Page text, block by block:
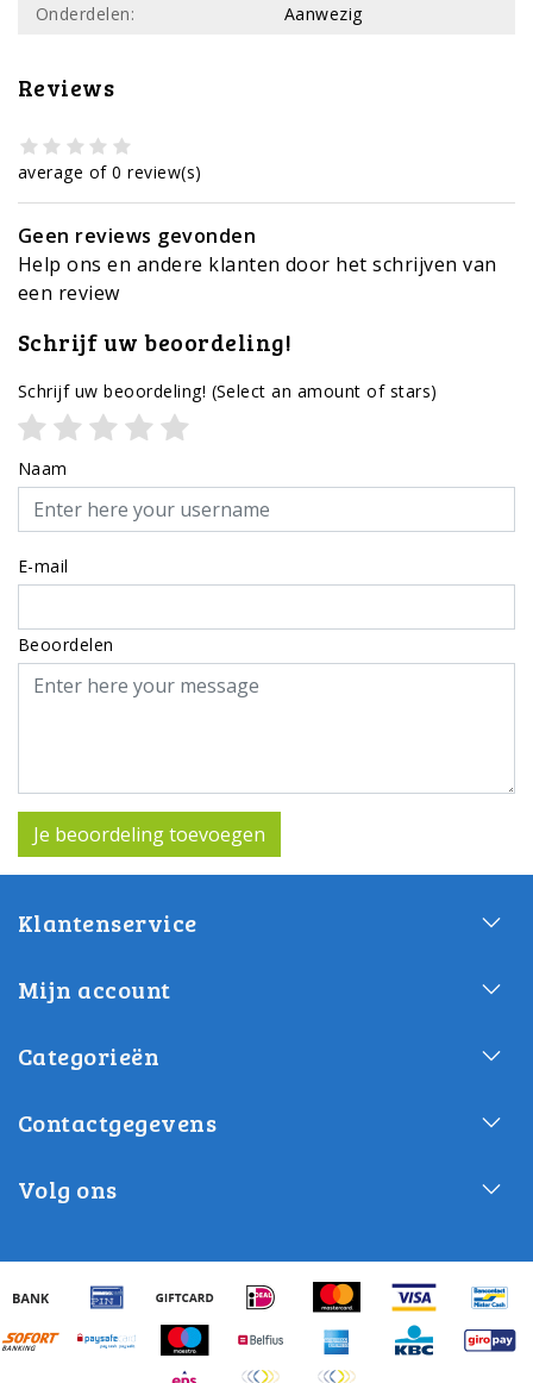
Onderdelen:
Aanwezig
Reviews
average of 0 review(s)
Geen reviews gevonden
Help ons en andere klanten door het schrijven van
een review
Schrijf uw beoordeling!
Schrijf uw beoordeling! (Select an amount of stars)
Naam
E-mail
Beoordelen
Je beoordeling toevoegen
Klantenservice
Mijn account
Categorieën
Contactgegevens
Volg ons